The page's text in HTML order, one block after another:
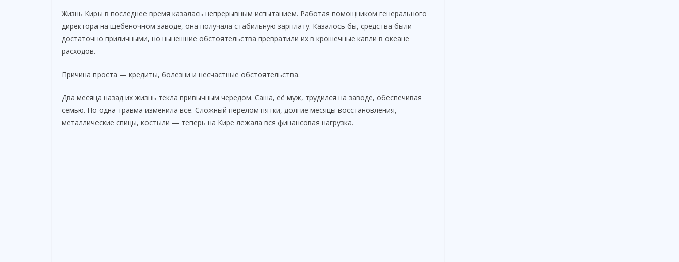
Жизнь Киры в последнее время казалась непрерывным испытанием. Работая помощником генерального
директора на щебёночном заводе, она получала стабильную зарплату. Казалось бы, средства были
достаточно приличными, но нынешние обстоятельства превратили их в крошечные капли в океане
расходов.
Причина проста — кредиты, болезни и несчастные обстоятельства.
Два месяца назад их жизнь текла привычным чередом. Саша, её муж, трудился на заводе, обеспечивая
семью. Но одна травма изменила всё. Сложный перелом пятки, долгие месяцы восстановления,
металлические спицы, костыли — теперь на Кире лежала вся финансовая нагрузка.